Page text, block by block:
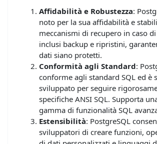
dati in modo strutturato.
PostgreSQL è noto per la sua
conformità agli standard SQL.
Affidabilità e Robustezza:
noto per la sua affidabilità e
meccanismi di recupero in caso
inclusi backup e ripristini,
dati siano protetti.
Conformità agli Standard:
conforme agli standard SQL ed è
sviluppato per seguire
specifiche ANSI SQL. Supporta
gamma di funzionalità SQL
Estensibilità: PostgreSQL
sviluppatori di creare funzioni,